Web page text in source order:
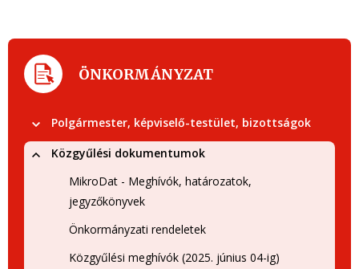
ÖNKORMÁNYZAT
Polgármester, képviselő-testület, bizottságok
Közgyűlési dokumentumok
MikroDat - Meghívók, határozatok,
jegyzőkönyvek
Önkormányzati rendeletek
Közgyűlési meghívók (2025. június 04-ig)